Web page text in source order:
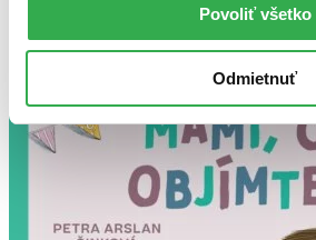
Povoliť všetko
Odmietnuť
Vložiť do košíka